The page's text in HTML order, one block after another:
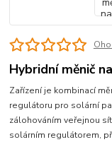
Hybridní měnič
Zařízení je kombinací
regulátoru pro solární
zálohováním veřejnou
solárním regulátorem,